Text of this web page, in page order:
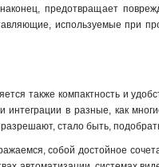
предотвращает
используемые при
также компактность и
интеграции в разные, как
стало быть,
собой достойное